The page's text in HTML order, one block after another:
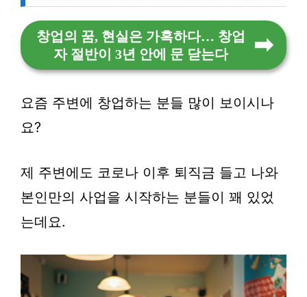
창업의 꿈, 현실은 가혹하다… 창업
자 절반이 3년 안에 문 닫는다
요즘 주변에 창업하는 분들 많이 보이시나
요?
제 주변에도 코로나 이후 퇴직금 들고 나와
본인만의 사업을 시작하는 분들이 꽤 있었
는데요.